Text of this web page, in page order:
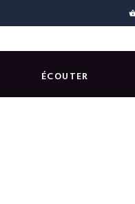
ÉCOUTER